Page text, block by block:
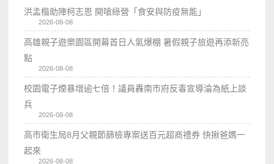
洪孟楷助陣柯志恩 開嗆綠營「食安與防疫無能」
2026-08-08
高雄親子遊樂園區開幕首日人氣爆棚 暑假親子旅遊再添新亮
點
2026-08-08
校園電子煙暴增逾七倍！議員轟南市府反毒宣導淪為紙上談
兵
2026-08-08
高市衛生局8月父親節篩檢專案送百元超商禮券 快揪爸媽一
起來
2026-08-08